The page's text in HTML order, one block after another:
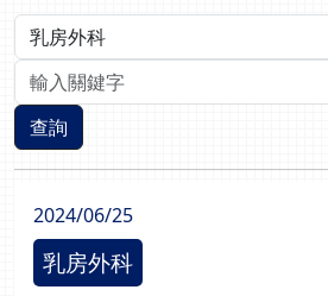
關鍵字查詢
查詢
2024/06/25
乳房外科